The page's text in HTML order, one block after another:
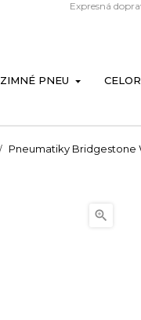
Expresná
ZIMNÉ PNEU
Pneumatiky Bridgestone
